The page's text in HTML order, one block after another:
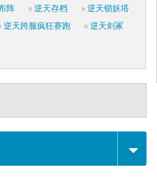
阵 逆天存档
逆天锁妖塔
逆天跨服疯狂赛跑
逆天剑冢